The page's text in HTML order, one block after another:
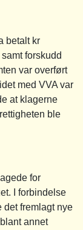
betalt kr
forskudd
var overført
med VVA var
at klagerne
ble
for
I forbindelse
det fremlagt nye
annet